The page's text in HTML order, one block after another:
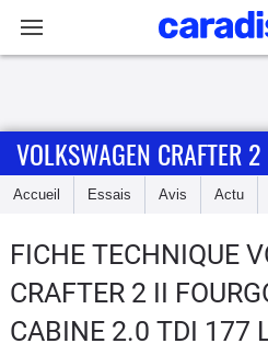
Accueil
Essais
Guide
d'achat
VOLKSWAGEN CRAFTER 2
Accueil Essais Avis Actu
FICHE TECHNIQUE
CRAFTER 2 II
CABINE 2.0 TDI 177